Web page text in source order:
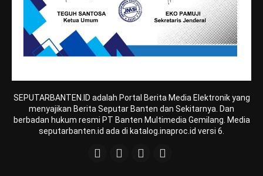
SEPUTARBANTEN.ID adalah Portal Berita Media Elektronik yang
menyajikan Berita Seputar Banten dan Sekitarnya. Dan
berbadan hukum resmi PT Banten Multimedia Gemilang. Media
seputarbanten.id ada di katalog.inaproc.id versi 6.